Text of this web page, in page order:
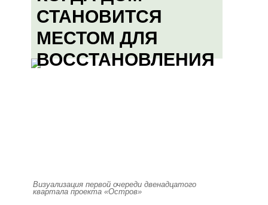
СТАНОВИТСЯ
МЕСТОМ ДЛЯ
ВОССТАНОВЛЕНИЯ
Визуализация первой очереди двенадцатого
квартала проекта «Остров»